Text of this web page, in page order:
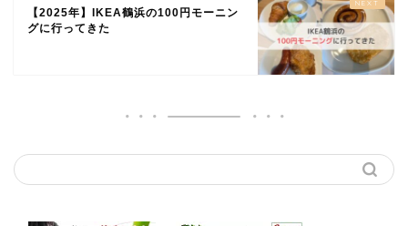
【2025年】IKEA鶴浜の100円モーニン
グに行ってきた